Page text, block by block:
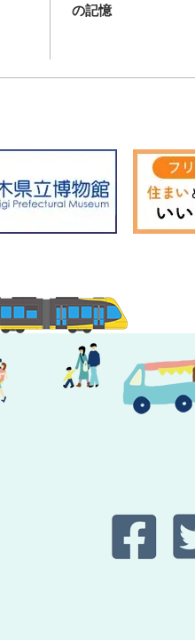
の記憶